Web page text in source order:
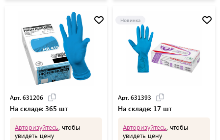
Арт. 631206
На складе: 365 шт
Авторизуйтесь , чтобы
увидеть цену
Новинка
Арт. 631393
На складе: 17 шт
Авторизуйтесь , чтобы
увидеть цену